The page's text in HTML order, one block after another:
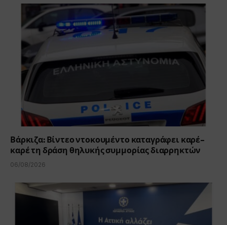
Βάρκιζα: Βίντεο ντοκουμέντο καταγράφει καρέ-
καρέ τη δράση θηλυκής συμμορίας διαρρηκτών
06/08/2026